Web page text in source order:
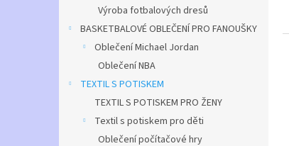
Výroba fotbalových dresů
BASKETBALOVÉ OBLEČENÍ PRO FANOUŠKY
Oblečení Michael Jordan
Oblečení NBA
TEXTIL S POTISKEM
TEXTIL S POTISKEM PRO ŽENY
Textil s potiskem pro děti
Oblečení počítačové hry